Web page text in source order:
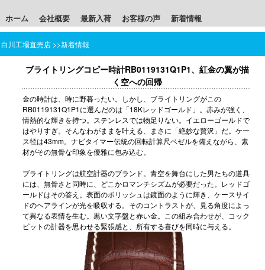
ホーム 会社概要 最新入荷 お客様の声 新着情報
白川工場直売店 >>新着情報
ブライトリングコピー時計RB0119131Q1P1、紅金の翼が描
く空への回帰
金の時計は、時に野暮ったい。しかし、ブライトリングがこの
RB0119131Q1P1に選んだのは「18Kレッドゴールド」。赤みが強く、
情熱的な輝きを持つ。ステンレスでは物足りない。イエローゴールドで
はやりすぎ。そんなわがままを叶える、まさに「絶妙な贅沢」だ。ケー
ス径は43mm。ナビタイマー伝統の回転計算尺ベゼルを備えながら、素
材がその無骨な印象を優雅に包み込む。
ブライトリングは航空計器のブランド。青空を舞台にした男たちの道具
には、無骨さと同時に、どこかロマンチシズムが必要だった。レッドゴ
ールドはその答え。表面のポリッシュは鏡面のように輝き、ケースサイ
ドのヘアラインが光を吸収する。そのコントラストが、見る角度によっ
て異なる表情を生む。黒い文字盤と赤い金。この組み合わせが、コック
ピットの計器を思わせる緊張感と、所有する喜びを同時に与える。